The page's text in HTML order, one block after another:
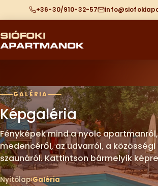
+36-30/910-32-57
GALÉRIA
Képgaléria
Fényképek mind a nyolc
medencéről, az udvarról, a
szaunáról. Kattintson bármelyik
Nyitólap Galéria